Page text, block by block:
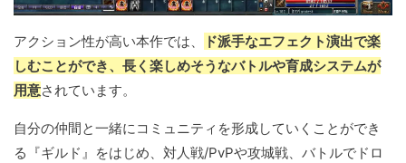
アクション性が高い本作では、
ド派手なエフェクト演出で楽
しむことができ、長く楽しめそうなバトルや育成システムが
用意されています。
自分の仲間と一緒にコミュニティを形成していくことができ
る『ギルド』をはじめ、対人戦/PvPや攻城戦、バトルでドロ